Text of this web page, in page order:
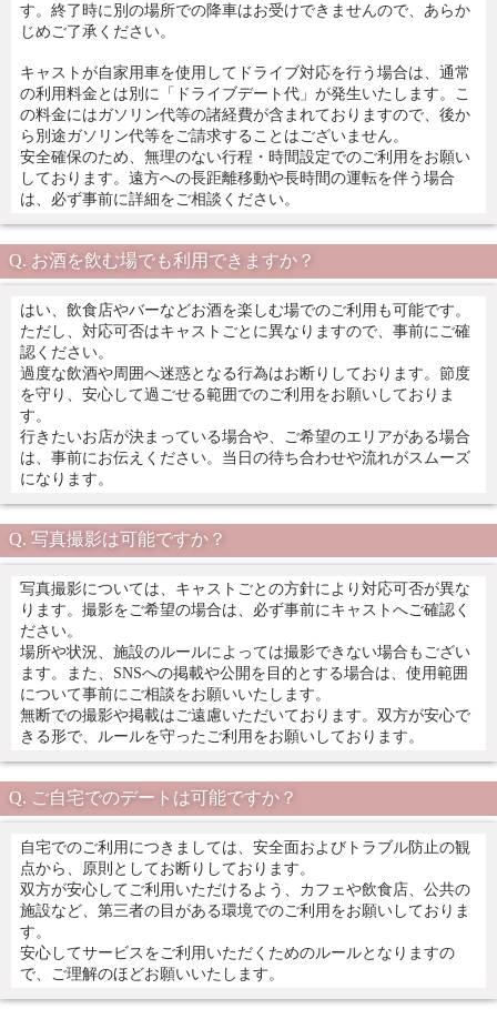
す。終了時に別の場所での降車はお受けできませんので、あらか
じめご了承ください。
キャストが自家用車を使用してドライブ対応を行う場合は、通常
の利用料金とは別に「ドライブデート代」が発生いたします。こ
の料金にはガソリン代等の諸経費が含まれておりますので、後か
ら別途ガソリン代等をご請求することはございません。
安全確保のため、無理のない行程・時間設定でのご利用をお願い
しております。遠方への長距離移動や長時間の運転を伴う場合
は、必ず事前に詳細をご相談ください。
お酒を飲む場でも利用できますか？
はい、飲食店やバーなどお酒を楽しむ場でのご利用も可能です。
ただし、対応可否はキャストごとに異なりますので、事前にご確
認ください。
過度な飲酒や周囲へ迷惑となる行為はお断りしております。節度
を守り、安心して過ごせる範囲でのご利用をお願いしておりま
す。
行きたいお店が決まっている場合や、ご希望のエリアがある場合
は、事前にお伝えください。当日の待ち合わせや流れがスムーズ
になります。
写真撮影は可能ですか？
写真撮影については、キャストごとの方針により対応可否が異な
ります。撮影をご希望の場合は、必ず事前にキャストへご確認く
ださい。
場所や状況、施設のルールによっては撮影できない場合もござい
ます。また、SNSへの掲載や公開を目的とする場合は、使用範囲
について事前にご相談をお願いいたします。
無断での撮影や掲載はご遠慮いただいております。双方が安心で
きる形で、ルールを守ったご利用をお願いしております。
ご自宅でのデートは可能ですか？
自宅でのご利用につきましては、安全面およびトラブル防止の観
点から、原則としてお断りしております。
双方が安心してご利用いただけるよう、カフェや飲食店、公共の
施設など、第三者の目がある環境でのご利用をお願いしておりま
す。
安心してサービスをご利用いただくためのルールとなりますの
で、ご理解のほどお願いいたします。